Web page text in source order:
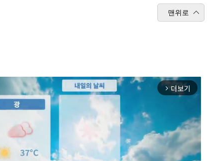
맨위로
arrow_forward_ios 더보기